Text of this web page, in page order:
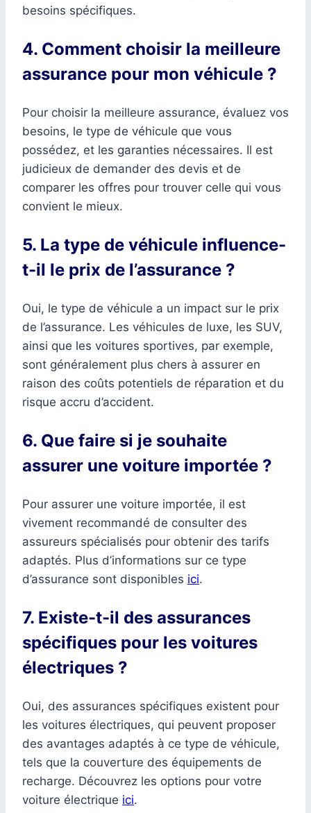
besoins spécifiques.
4. Comment choisir la meilleure
assurance pour mon véhicule ?
Pour choisir la meilleure assurance, évaluez vos
besoins, le type de véhicule que vous
possédez, et les garanties nécessaires. Il est
judicieux de demander des devis et de
comparer les offres pour trouver celle qui vous
convient le mieux.
5. La type de véhicule influence-
t-il le prix de l’assurance ?
Oui, le type de véhicule a un impact sur le prix
de l’assurance. Les véhicules de luxe, les SUV,
ainsi que les voitures sportives, par exemple,
sont généralement plus chers à assurer en
raison des coûts potentiels de réparation et du
risque accru d’accident.
6. Que faire si je souhaite
assurer une voiture importée ?
Pour assurer une voiture importée, il est
vivement recommandé de consulter des
assureurs spécialisés pour obtenir des tarifs
adaptés. Plus d’informations sur ce type
d’assurance sont disponibles ici.
7. Existe-t-il des assurances
spécifiques pour les voitures
électriques ?
Oui, des assurances spécifiques existent pour
les voitures électriques, qui peuvent proposer
des avantages adaptés à ce type de véhicule,
tels que la couverture des équipements de
recharge. Découvrez les options pour votre
voiture électrique ici.